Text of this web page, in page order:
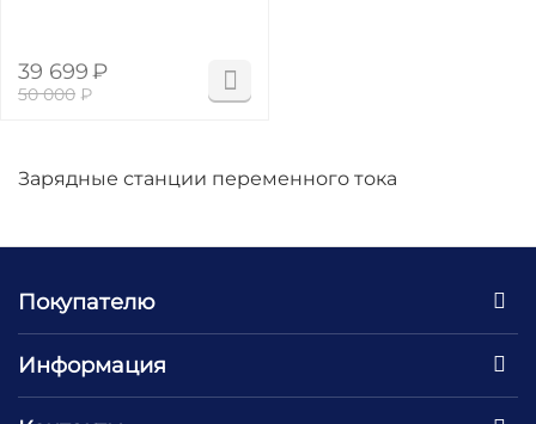
Зарядные станции переменного тока
50 000 ₽
39 699₽
Покупателю
Информация